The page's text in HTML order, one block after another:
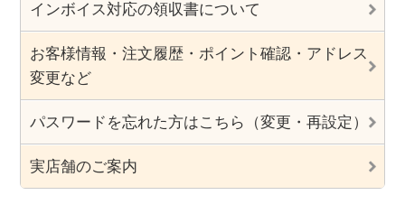
インボイス対応の領収書について
お客様情報・注文履歴・ポイント確認・アドレス
変更など
パスワードを忘れた方はこちら（変更・再設定）
実店舗のご案内